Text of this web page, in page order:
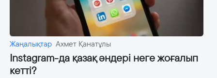
Жаңалықтар Ахмет Қанатұлы
Instagram-да қазақ әндері неге жоғалып
кетті?